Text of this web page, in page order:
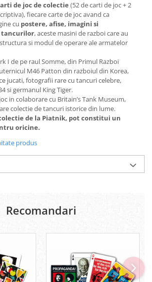
de joc de colectie (52 de carti de joc + 2
fiecare carte de joc avand ca
cu postere, afise, imagini si
tancurilor, aceste masini de razboi care au
si modul de operare ale armatelor
I de pe raul Somme, din Primul Razboi
M46 Patton din razboiul din Korea,
jucati, fotografii rare cu tancuri celebre,
si germanul King Tiger.
in colaborare cu Britain’s Tank Museum,
colectie de tancuri istorice din lume.
de la Piatnik, pot constitui un
oricine.
produs
Recomandari